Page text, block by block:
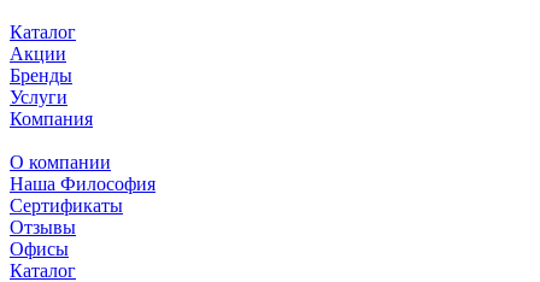
Каталог
Акции
Бренды
Услуги
Компания
О компании
Наша Философия
Сертификаты
Отзывы
Офисы
Каталог